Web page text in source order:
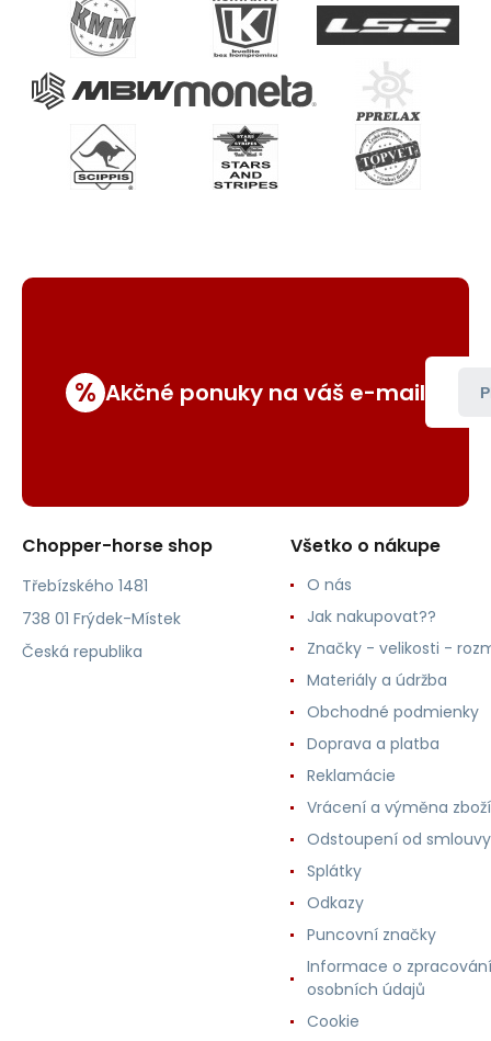
% Akčné ponuky na váš e-mail
Chopper-horse shop
Třebízského 1481
738 01 Frýdek-Místek
Česká republika
Všetko o nákupe
O nás
Jak nakupovat??
Značky - velikosti -
Materiály a údržba
Obchodné podmienky
Doprava a platba
Reklamácie
Vrácení a výměna zboží
Odstoupení od smlouvy
Splátky
Odkazy
Puncovní značky
Informace o zpracování
osobních údajů
Cookie